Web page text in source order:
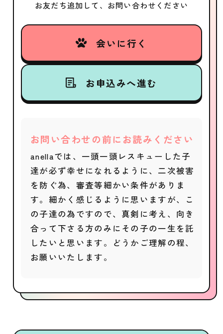
お友だち追加して、お問い合わせください
会いに行く
お申込みへ進む
お問い合わせの前にお読みください
anellaでは、一頭一頭レスキューした子
達が必ず幸せになれるように、二次被害
を防ぐ為、審査等細かい条件がありま
す。細かく感じるように思いますが、こ
の子達の為ですので、真剣に考え、向き
合って下さる方のみにその子の一生を託
したいと思います。どうかご理解の程、
お願いいたします。